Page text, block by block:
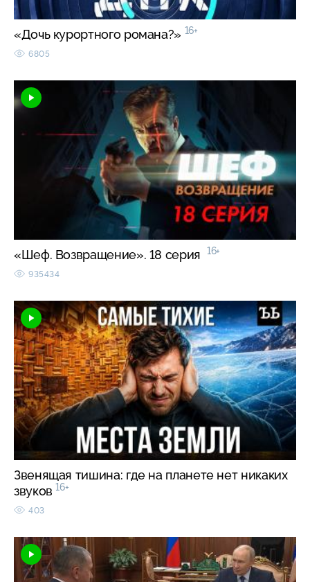
«Дочь курортного романа?» 16+
6805
«Шеф. Возвращение». 18 серия 16+
935434
Звенящая тишина: где на планете нет никаких
звуков 16+
403